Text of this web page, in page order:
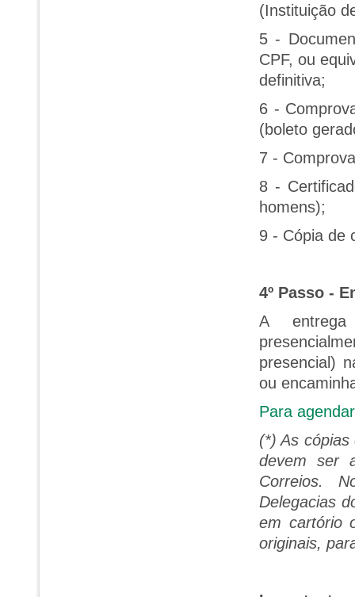
(Instituição
5 -
CPF, ou
definitiva;
6 -
(boleto
7 -
8 -
homens);
9 - Cópia de
4º Passo -
A
presencial)
ou
Para
(*) As
devem ser
Correios.
Delegacias
em cartório
originais,